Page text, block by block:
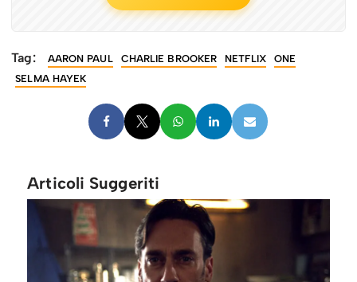
Tag: AARON PAUL CHARLIE BROOKER NETFLIX
ONE
SELMA HAYEK
Articoli Suggeriti